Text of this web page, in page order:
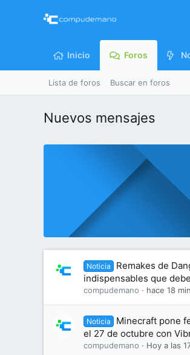
Inicio Foros
Lista de foros Buscar en foros
Nuevos mensajes
Noticia
Remakes de
indispensables que
compudemano hace 18
Noticia
Minecraft pone
el 27 de octubre con
compudemano Hoy a las